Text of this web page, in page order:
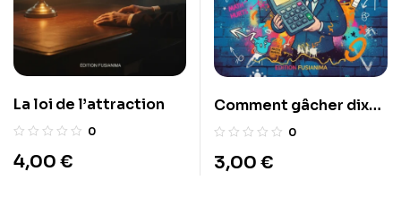
La loi de l’attraction
0
4,00 €
Comment gâcher dix
ans pour huit minutes
0
3,00 €